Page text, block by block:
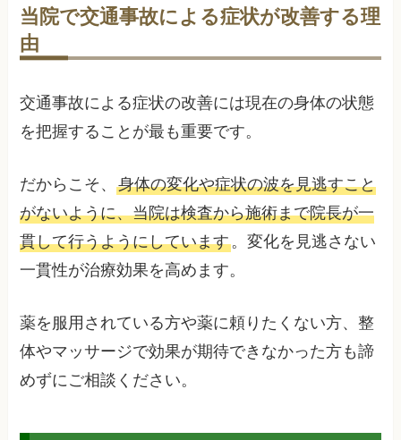
当院で交通事故による症状が改善する理
由
交通事故による症状の改善には現在の身体の状態
を把握することが最も重要です。
だからこそ、身体の変化や症状の波を見逃すこと
がないように、当院は検査から施術まで院長が一
貫して行うようにしています。変化を見逃さない
一貫性が治療効果を高めます。
薬を服用されている方や薬に頼りたくない方、整
体やマッサージで効果が期待できなかった方も諦
めずにご相談ください。